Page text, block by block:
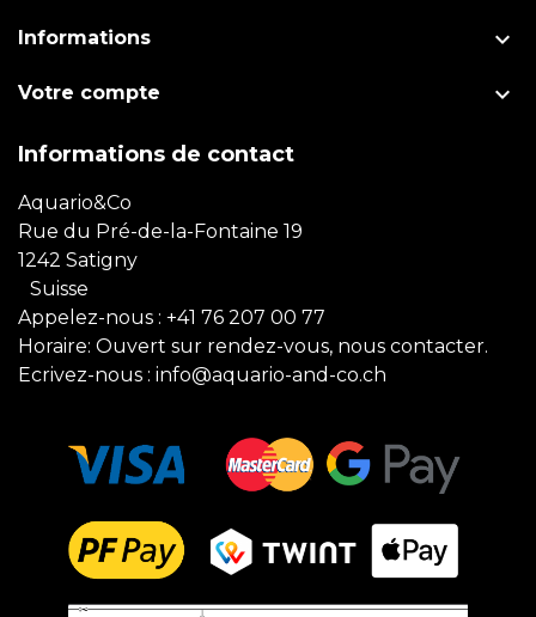
Informations 
Votre compte 
Informations de contact
Aquario&Co
Rue du Pré-de-la-Fontaine 19
1242 Satigny
Suisse
Appelez-nous : +41 76 207 00 77
Horaire: Ouvert sur rendez-vous, nous contacter.
Ecrivez-nous : info@aquario-and-co.ch